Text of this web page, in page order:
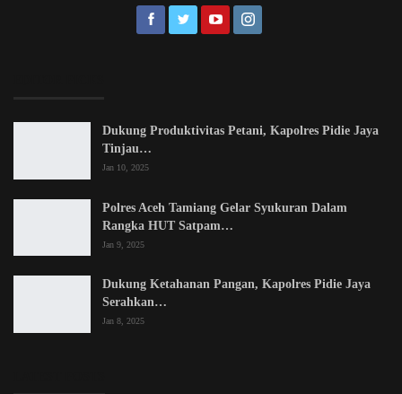
Dukung Produktivitas Petani, Kapolres Pidie Jaya
Tinjau…
Jan 10, 2025
Polres Aceh Tamiang Gelar Syukuran Dalam
Rangka HUT Satpam…
Jan 9, 2025
Dukung Ketahanan Pangan, Kapolres Pidie Jaya
Serahkan…
Jan 8, 2025